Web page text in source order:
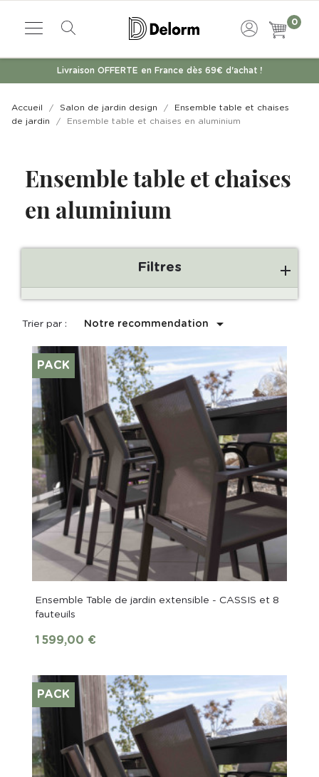
0
Livraison OFFERTE en France dès 69€ d'achat !
Accueil Salon de jardin design
Ensemble table et chaises
de jardin
Ensemble table et chaises en aluminium
Ensemble table et chaises
en aluminium
Filtres
Trier par : Notre recommendation 
Ensemble Table de jardin extensible - CASSIS et 8
fauteuils
Prix
1 599,00 €
PACK
PACK